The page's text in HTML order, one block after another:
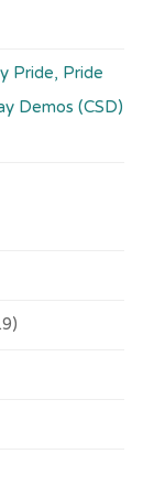
Pride, Pride
Demos (CSD)